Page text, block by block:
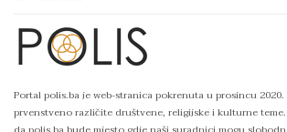
Portal polis.ba je web-stranica pokrenuta u prosincu
prvenstveno različite društvene, religijske i kulturne